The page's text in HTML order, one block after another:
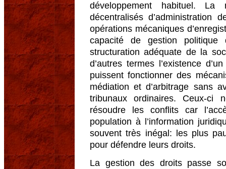
développement habituel.
décentralisés
opérations mécaniques
capacité de gestion
structuration adéquate de la
d’autres termes l’existence
puissent fonctionner des
médiation et d’arbitrage sans
tribunaux ordinaires. Ceux-ci
résoudre les conflits car
population à l’information
souvent très inégal: les plus
pour défendre leurs droits.
La gestion des droits passe